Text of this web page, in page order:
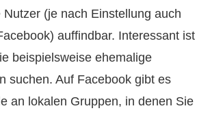
(je nach Einstellung auch
auffindbar. Interessant ist
beispielsweise ehemalige
suchen. Auf Facebook gibt es
an lokalen Gruppen, in denen Sie